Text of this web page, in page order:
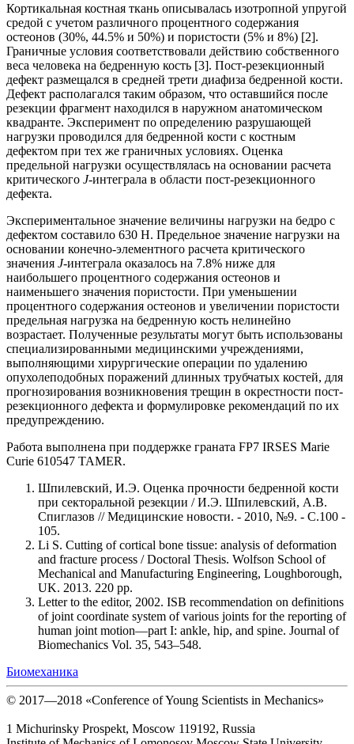
Кортикальная костная ткань описывалась изотропной упругой
средой с учетом различного процентного содержания
остеонов (30%, 44.5% и 50%) и пористости (5% и 8%) [2].
Граничные условия соответствовали действию собственного
веса человека на бедренную кость [3]. Пост-резекционный
дефект размещался в средней трети диафиза бедренной кости.
Дефект располагался таким образом, что оставшийся после
резекции фрагмент находился в наружном анатомическом
квадранте. Эксперимент по определению разрушающей
нагрузки проводился для бедренной кости с костным
дефектом при тех же граничных условиях. Оценка
предельной нагрузки осуществлялась на основании расчета
критического J-интеграла в области пост-резекционного
дефекта.
Экспериментальное значение величины нагрузки на бедро с
дефектом составило 630 Н. Предельное значение нагрузки на
основании конечно-элементного расчета критического
значения J-интеграла оказалось на 7.8% ниже для
наибольшего процентного содержания остеонов и
наименьшего значения пористости. При уменьшении
процентного содержания остеонов и увеличении пористости
предельная нагрузка на бедренную кость нелинейно
возрастает. Полученные результаты могут быть использованы
специализированными медицинскими учреждениями,
выполняющими хирургические операции по удалению
опухолеподобных поражений длинных трубчатых костей, для
прогнозирования возникновения трещин в окрестности пост-
резекционного дефекта и формулировке рекомендаций по их
предупреждению.
Работа выполнена при поддержке граната FP7 IRSES Marie
Curie 610547 TAMER.
Шпилевский, И.Э. Оценка прочности бедренной кости
при секторальной резекции / И.Э. Шпилевский, А.В.
Спиглазов // Медицинские новости. - 2010, №9. - С.100 -
105.
Li S. Cutting of cortical bone tissue: analysis of deformation
and fracture process / Doctoral Thesis. Wolfson School of
Mechanical and Manufacturing Engineering, Loughborough,
UK. 2013. 220 pp.
Letter to the editor, 2002. ISB recommendation on definitions
of joint coordinate system of various joints for the reporting of
human joint motion—part I: ankle, hip, and spine. Journal of
Biomechanics Vol. 35, 543–548.
Биомеханика
© 2017—2018 «Conference of Young Scientists in Mechanics»
1 Michurinsky Prospekt, Moscow 119192, Russia